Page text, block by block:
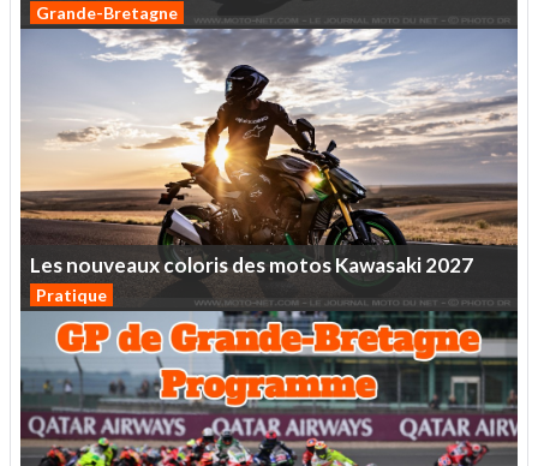
Grande-Bretagne
LesnouveauxcolorisdesmotosKawasaki2027
Pratique